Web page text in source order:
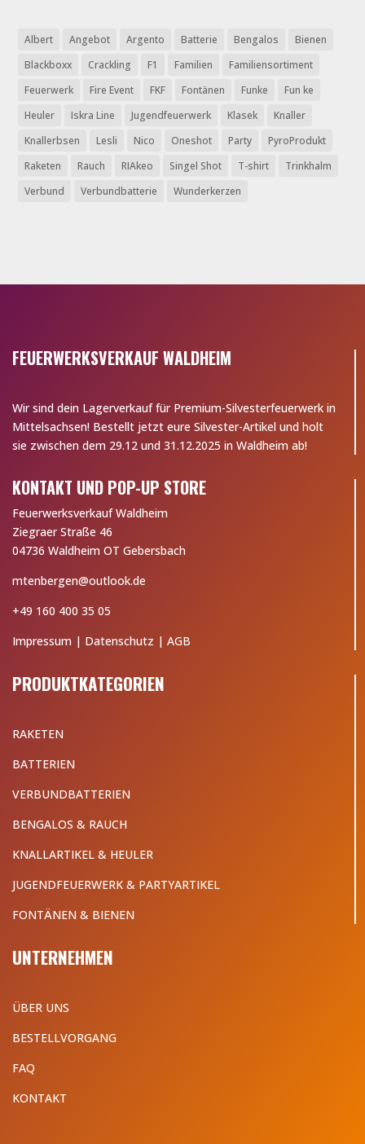
Albert Angebot Argento Batterie Bengalos
Bienen
Blackboxx
Crackling F1 Familien
Familiensortiment
Feuerwerk
Fire Event FKF Fontänen Funke
Fun ke
Heuler
Iskra Line Jugendfeuerwerk Klasek
Knaller
Knallerbsen
Lesli Nico Oneshot Party
PyroProdukt
Raketen
Rauch RIAkeo Singel Shot T-shirt
Trinkhalm
Verbund
Verbundbatterie Wunderkerzen
FEUERWERKSVERKAUF WALDHEIM
Wir sind dein Lagerverkauf für Premium-Silvesterfeuerwerk in
Mittelsachsen! Bestellt jetzt eure Silvester-Artikel und holt
sie zwischen dem 29.12 und 31.12.2025 in Waldheim ab!
KONTAKT UND POP-UP STORE
Feuerwerksverkauf Waldheim
Ziegraer Straße 46
04736 Waldheim OT Gebersbach
mtenbergen@outlook.de
+49 160 400 35 05
Impressum | Datenschutz |AGB
PRODUKTKATEGORIEN
RAKETEN
BATTERIEN
VERBUNDBATTERIEN
BENGALOS & RAUCH
KNALLARTIKEL & HEULER
JUGENDFEUERWERK & PARTYARTIKEL
FONTÄNEN & BIENEN
UNTERNEHMEN
ÜBER UNS
BESTELLVORGANG
FAQ
KONTAKT